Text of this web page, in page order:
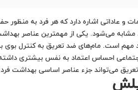
و عاداتی اشاره دارد که هر فرد به
مشابه می‌شود. یکی از مهمترین عناصر
مهم است. مام‌های ضد تعریق به کنترل بوی
احساس اعتماد به نفس بیشتری
می‌تواند جزء عناصر اساسی بهداشت